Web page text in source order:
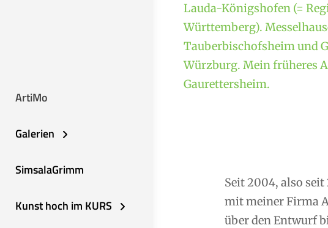
ArtiMo
Galerien
SimsalaGrimm
Kunst hoch im KURS
Lauda-Königshofen (=
Württemberg).
Tauberbischofsheim und
Würzburg. Mein früheres
Gaurettersheim.
Seit 2004, also
mit meiner Firma
über den Entwurf